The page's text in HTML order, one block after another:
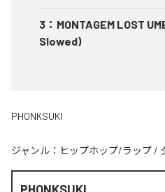
3 ： MONTAGEM LOST
Slowed)
PHONKSUKI
ジャンル： ヒップホップ/ラップ /